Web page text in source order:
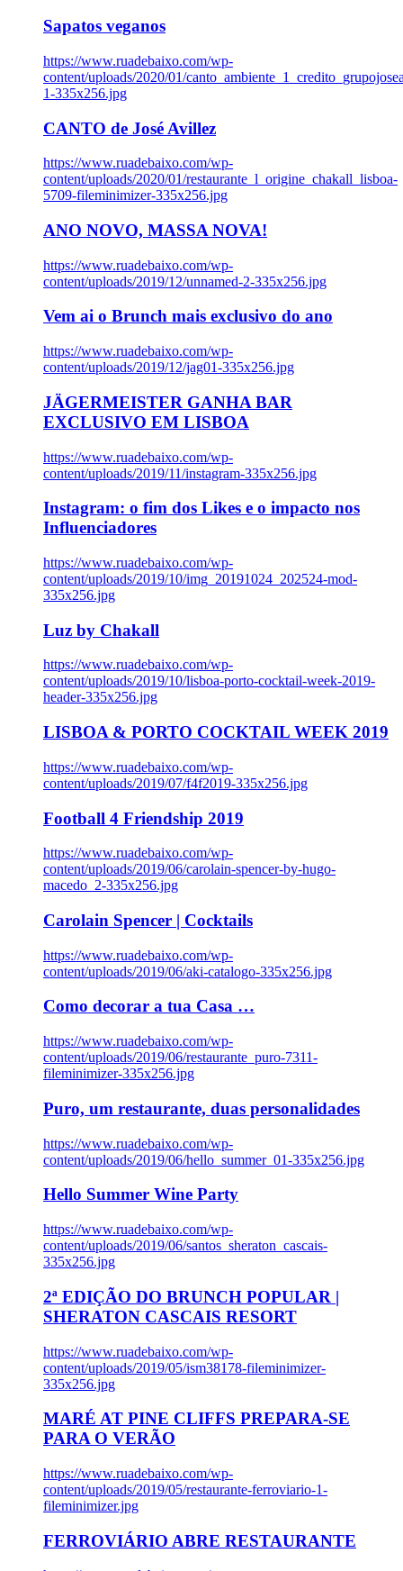
Sapatos veganos
https://www.ruadebaixo.com/wp-
content/uploads/2020/01/
1-335x256.jpg
CANTO de José Avillez
https://www.ruadebaixo.com/wp-
content/uploads/2020/01/restaurante_l_origine_chakall_lisboa-
5709-fileminimizer-335x256.jpg
ANO NOVO, MASSA NOVA!
https://www.ruadebaixo.com/wp-
content/uploads/2019/12/unnamed-2-335x256.jpg
Vem ai o Brunch mais exclusivo do ano
https://www.ruadebaixo.com/wp-
content/uploads/2019/12/jag01-335x256.jpg
JÄGERMEISTER GANHA BAR
EXCLUSIVO EM LISBOA
https://www.ruadebaixo.com/wp-
content/uploads/2019/11/instagram-335x256.jpg
Instagram: o fim dos Likes e o impacto nos
Influenciadores
https://www.ruadebaixo.com/wp-
content/uploads/2019/10/img_20191024_202524-mod-
335x256.jpg
Luz by Chakall
https://www.ruadebaixo.com/wp-
content/uploads/2019/10/lisboa-porto-cocktail-week-2019-
header-335x256.jpg
LISBOA & PORTO COCKTAIL WEEK 2019
https://www.ruadebaixo.com/wp-
content/uploads/2019/07/f4f2019-335x256.jpg
Football 4 Friendship 2019
https://www.ruadebaixo.com/wp-
content/uploads/2019/06/carolain-spencer-by-hugo-
macedo_2-335x256.jpg
Carolain Spencer | Cocktails
https://www.ruadebaixo.com/wp-
content/uploads/2019/06/aki-catalogo-335x256.jpg
Como decorar a tua Casa …
https://www.ruadebaixo.com/wp-
content/uploads/2019/06/restaurante_puro-7311-
fileminimizer-335x256.jpg
Puro, um restaurante, duas personalidades
https://www.ruadebaixo.com/wp-
content/uploads/2019/06/hello_summer_01-335x256.jpg
Hello Summer Wine Party
https://www.ruadebaixo.com/wp-
content/uploads/2019/06/santos_sheraton_cascais-
335x256.jpg
2ª EDIÇÃO DO BRUNCH POPULAR |
SHERATON CASCAIS RESORT
https://www.ruadebaixo.com/wp-
content/uploads/2019/05/ism38178-fileminimizer-
335x256.jpg
MARÉ AT PINE CLIFFS PREPARA-SE
PARA O VERÃO
https://www.ruadebaixo.com/wp-
content/uploads/2019/05/restaurante-ferroviario-1-
fileminimizer.jpg
FERROVIÁRIO ABRE RESTAURANTE